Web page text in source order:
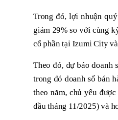
Trong đó, lợi nhuận
giảm 29% so với cùng
cổ phần tại Izumi City
Theo đó, dự báo doanh
trong đó doanh số bán
theo năm, chủ yếu
đầu tháng 11/2025) và